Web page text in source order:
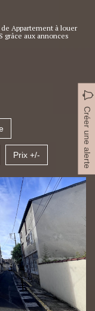
Appartement à louer
grâce aux annonces
Créer une alerte
Prix +/-